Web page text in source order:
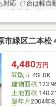
応（1台は軽自
す！■1階洋室
ざいましたら下
上、お問い合わ
料送付や、ご内
に関するご相談
市緑区二本松
4,480万円
間取り 4SLDK
建物面積
土地面積
築年月 2004年